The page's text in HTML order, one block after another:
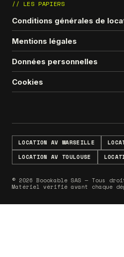
// LES PAPIERS
Conditions générales de
Mentions légales
Données personnelles
Cookies
LOCATION AV MARSEILLE
LOCATION AV TOULOUSE
© 2026 Boookable SAS — Tous
Matériel vérifié avant chaque